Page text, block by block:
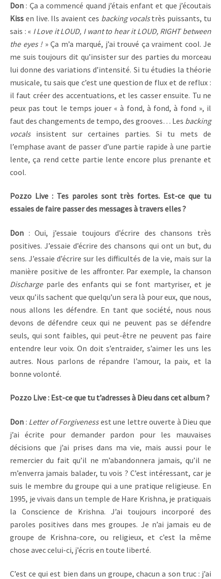
Don : Ça a commencé quand j’étais enfant et que j’écoutais
Kiss en live. Ils avaient ces backing vocalstrès puissants, tu
sais : « I Love it LOUD, I want to hear it LOUD, RIGHT between
the eyes !» Ça m’a marqué, j’ai trouvé ça vraiment cool. Je
me suis toujours dit qu’insister sur des parties du morceau
lui donne des variations d’intensité. Si tu étudies la théorie
musicale, tu sais que c’est une question de flux et de reflux :
il faut créer des accentuations, et les casser ensuite. Tu ne
peux pas tout le temps jouer « à fond, à fond, à fond », il
faut des changements de tempo, des grooves… Les backing
vocalsinsistent sur certaines parties. Si tu mets de
l’emphase avant de passer d’une partie rapide à une partie
lente, ça rend cette partie lente encore plus prenante et
cool.
Pozzo Live : Tes paroles sont très fortes. Est-ce que tu
essaies de faire passer des messages à travers elles ?
Don : Oui, j’essaie toujours d’écrire des chansons très
positives. J’essaie d’écrire des chansons qui ont un but, du
sens. J’essaie d’écrire sur les difficultés de la vie, mais sur la
manière positive de les affronter. Par exemple, la chanson
Dischargeparle des enfants qui se font martyriser, et je
veux qu’ils sachent que quelqu’un sera là pour eux, que nous,
nous allons les défendre. En tant que société, nous nous
devons de défendre ceux qui ne peuvent pas se défendre
seuls, qui sont faibles, qui peut-être ne peuvent pas faire
entendre leur voix. On doit s’entraider, s’aimer les uns les
autres. Nous parlons de répandre l’amour, la paix, et la
bonne volonté.
Pozzo Live : Est-ce que tu t’adresses à Dieu dans cet album ?
Don : Letter of Forgivenessest une lettre ouverte à Dieu que
j’ai écrite pour demander pardon pour les mauvaises
décisions que j’ai prises dans ma vie, mais aussi pour le
remercier du fait qu’il ne m’abandonnera jamais, qu’il ne
m’enverra jamais balader, tu vois ? C’est intéressant, car je
suis le membre du groupe qui a une pratique religieuse. En
1995, je vivais dans un temple de Hare Krishna, je pratiquais
la Conscience de Krishna. J’ai toujours incorporé des
paroles positives dans mes groupes. Je n’ai jamais eu de
groupe de Krishna-core, ou religieux, et c’est la même
chose avec celui-ci, j’écris en toute liberté.
C’est ce qui est bien dans un groupe, chacun a son truc : j’ai